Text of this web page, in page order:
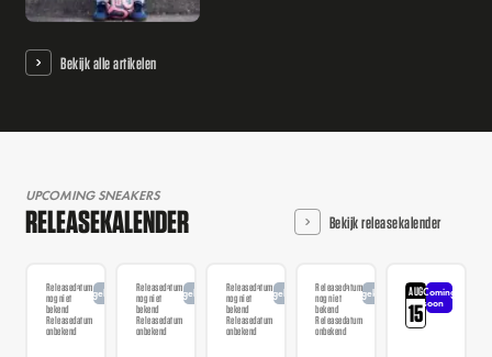
Bekijk alle artikelen
UPCOMING SNEAKERS
RELEASEKALENDER Bekijk releasekalender
Releasedatum
nog niet
bekend
Releasedatum
onbekend
AangekondigdReleasedatum
nog niet
bekend
Releasedatum
onbekend
AangekondigdReleasedatum
nog niet
bekend
Releasedatum
onbekend
AangekondigdReleasedatum
nog niet
bekend
Releasedatum
onbekend
Aangekondigd AUG
15
Coming
soon